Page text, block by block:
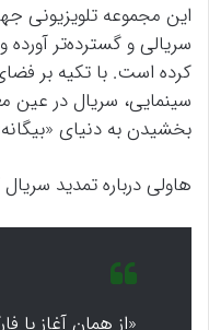
این مجموعه تلویزیونی
سریالی و گسترده‌تر
کرده است. با تکیه بر
سینمایی، سریال در
بخشیدن به دنیای
هاولی درباره تمدید